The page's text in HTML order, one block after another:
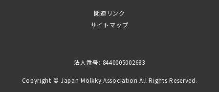
関連リンク
サイトマップ
法人番号: 8440005002683
Copyright © Japan Mölkky Association All Rights Reserved.